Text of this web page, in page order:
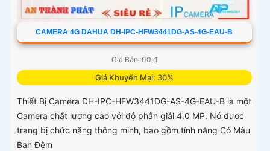
CAMERA 4G DAHUA DH-IPC-HFW3441DG-AS-4G-EAU-B
Giá Bán: 00 ₫
Giá Khuyến Mại: 30%
Thiết Bị Camera DH-IPC-HFW3441DG-AS-4G-EAU-B là một
Camera chất lượng cao với độ phân giải 4.0 MP. Nó được
trang bị chức năng thông minh, bao gồm tính năng Có Màu
Ban Đêm